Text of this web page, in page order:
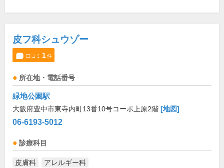
皮フ科シュウゾー
口コミ 1件
所在地・電話番号
緑地公園駅
大阪府豊中市東寺内町13番10号コーポ上原2階 [地図]
06-6193-5012
診療科目
皮膚科 アレルギー科